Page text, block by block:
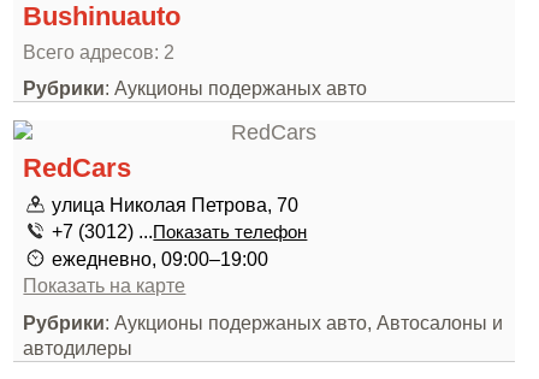
Bushinuauto
Всего адресов: 2
Рубрики: Аукционы подержаных авто
RedCars
улица Николая Петрова, 70
+7 (3012) ...Показать телефон
ежедневно, 09:00–19:00
Показать на карте
Рубрики: Аукционы подержаных авто, Автосалоны и
автодилеры